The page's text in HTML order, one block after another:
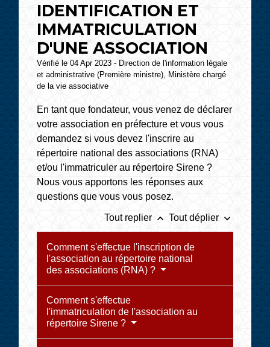
IDENTIFICATION ET
IMMATRICULATION
D'UNE ASSOCIATION
Vérifié le 04 Apr 2023 - Direction de l'information légale
et administrative (Première ministre), Ministère chargé
de la vie associative
En tant que fondateur, vous venez de déclarer
votre association en préfecture et vous vous
demandez si vous devez l'inscrire au
répertoire national des associations (RNA)
et/ou l'immatriculer au répertoire Sirene ?
Nous vous apportons les réponses aux
questions que vous vous posez.
Tout replier keyboard_arrow_up Tout déplier keyboard_arrow_down
Comment s'effectue l'inscription de
l'association au répertoire national
des associations (RNA) ?
Comment s'effectue
l'immatriculation de l'association au
répertoire Sirene ?